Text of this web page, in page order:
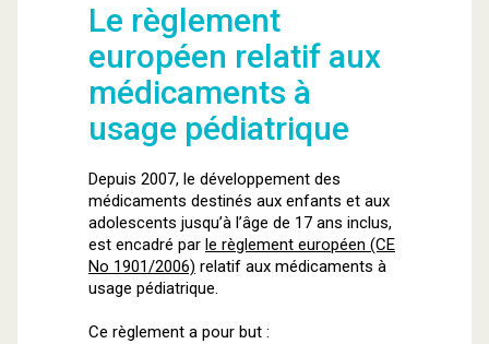
Le règlement
européen relatif aux
médicaments à
usage pédiatrique
Depuis 2007, le développement des
médicaments destinés aux enfants et aux
adolescents jusqu’à l’âge de 17 ans inclus,
est encadré par le règlement européen (CE
No 1901/2006) relatif aux médicaments à
usage pédiatrique.
Ce règlement a pour but :